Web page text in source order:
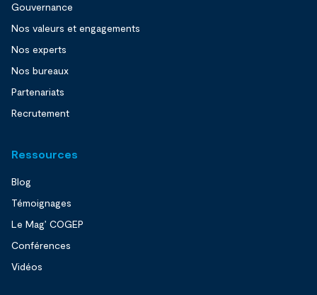
Gouvernance
Nos valeurs et engagements
Nos experts
Nos bureaux
Partenariats
Recrutement
Ressources
Blog
Témoignages
Le Mag’ COGEP
Conférences
Vidéos